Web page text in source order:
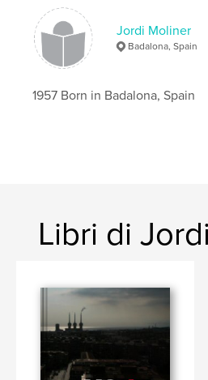
Jordi Moliner
Badalona, Spain
1957 Born in Badalona, Spain
Libri di